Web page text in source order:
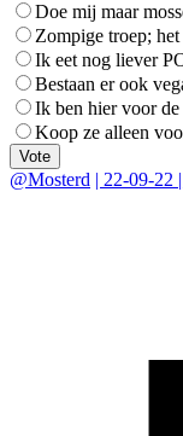
Doe mij maar
Zompige troep;
Ik eet nog liever
Bestaan er ook
Ik ben hier voor
Koop ze alleen
Vote
@Mosterd | 22-09-22